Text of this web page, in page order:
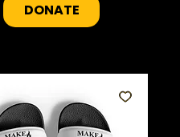
DONATE